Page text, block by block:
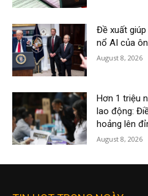
Đề xuất
nổ AI của
August 8, 2026
Hơn 1 triệu
lao động:
hoảng lên
August 8, 2026